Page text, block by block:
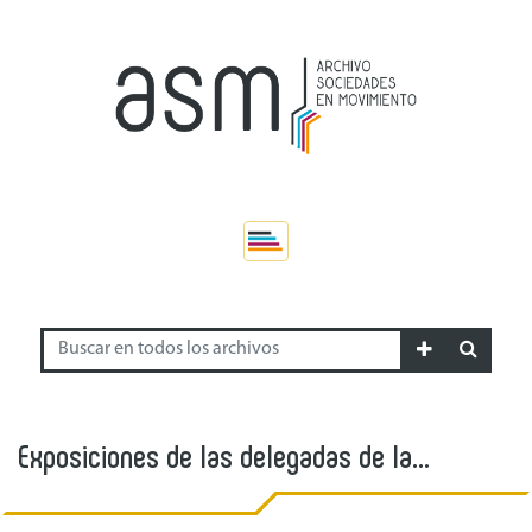
Exposiciones de las delegadas de la
Comisión de Mujeres del PIT-CNT y de la